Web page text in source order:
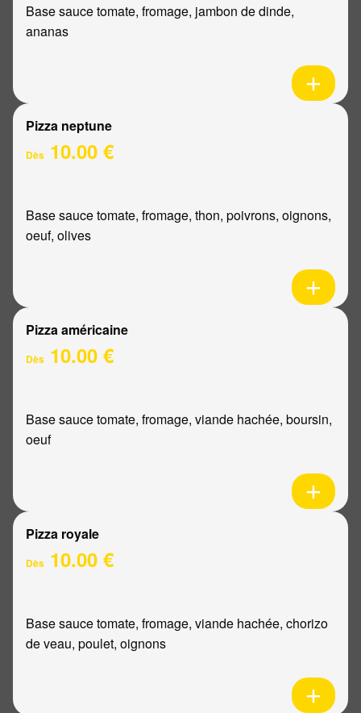
Base sauce tomate, fromage, jambon de dinde,
ananas
Pizza neptune
Dès 10.00 €
Base sauce tomate, fromage, thon, poivrons, oignons,
oeuf, olives
Pizza américaine
Dès 10.00 €
Base sauce tomate, fromage, viande hachée, boursin,
oeuf
Pizza royale
Dès 10.00 €
Base sauce tomate, fromage, viande hachée, chorizo
de veau, poulet, oignons